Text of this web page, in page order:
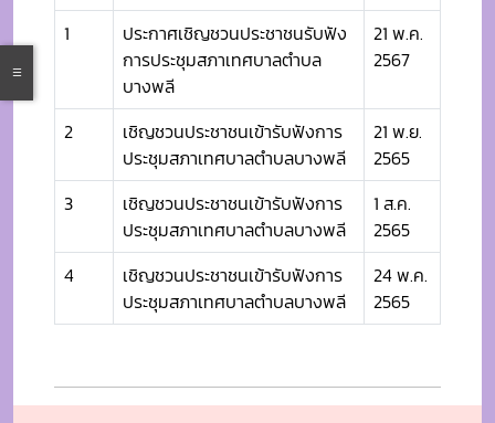
1
ประกาศเชิญชวนประชาชนรับฟัง
การประชุมสภาเทศบาลตำบล
บางพลี
21 พ.ค.
2567
2
เชิญชวนประชาชนเข้ารับฟังการ
ประชุมสภาเทศบาลตำบลบางพลี
21 พ.ย.
2565
3
เชิญชวนประชาชนเข้ารับฟังการ
ประชุมสภาเทศบาลตำบลบางพลี
1 ส.ค.
2565
4
เชิญชวนประชาชนเข้ารับฟังการ
ประชุมสภาเทศบาลตำบลบางพลี
24 พ.ค.
2565